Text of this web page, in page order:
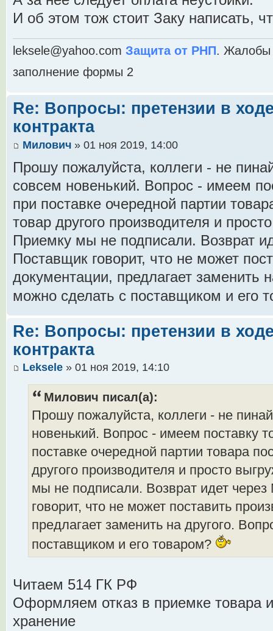
И об этом тож стоит Заку написать,
leksele@yahoo.com Защита от РНП. Жалобы
заполнение формы 2
Re: Вопросы: претензии в
контракта
Милович » 01 ноя 2019, 14:00
Прошу пожалуйста, коллеги - не
совсем новенький. Вопрос - имеем
при поставке очередной партии
товар другого производителя и
Приемку мы не подписали. Возврат
Поставщик говорит, что не может
документации, предлагает заменить
можно сделать с поставщиком и его
Re: Вопросы: претензии в
контракта
Leksele » 01 ноя 2019, 14:10
Милович писал(а):
Прошу пожалуйста, коллеги - не
новенький. Вопрос - имеем поставку
поставке очередной партии товара
другого производителя и просто
мы не подписали. Возврат идет
говорит, что не может поставить
предлагает заменить на другого.
поставщиком и его товаром?
Читаем 514 ГК РФ
Оформляем отказ в приемке товара и
хранение